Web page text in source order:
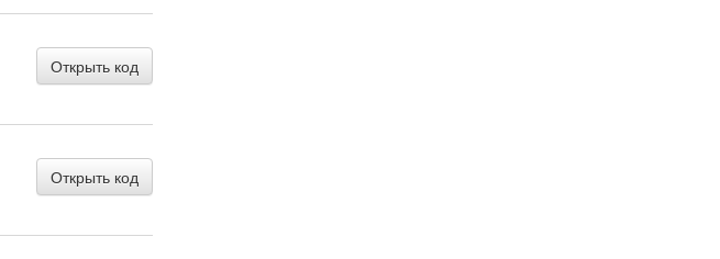
Открыть код
Открыть код